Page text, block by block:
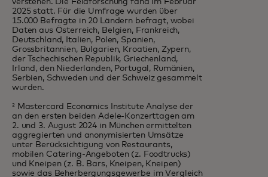
verstehen. Die Feldforschung fand im Februar
2025 statt. Für die Umfrage wurden über
15.000 Befragte in 20 Ländern befragt, wobei
Daten aus Österreich, Belgien, Frankreich,
Deutschland, Italien, Polen, Spanien,
Grossbritannien, Bulgarien, Kroatien, Zypern,
der Tschechischen Republik, Griechenland,
Irland, den Niederlanden, Portugal, Rumänien,
Serbien, Schweden und der Schweiz gesammelt
wurden.
² Mastercard Economics Institute Analyse der
an den ersten beiden Adele-Konzerttagen am
2. und 3. August 2024 in München ermittelten
aggregierten und anonymisierten Umsätze
unter Berücksichtigung von Restaurants,
mobilen Catering-Angeboten (z. Foodtrucks)
und Kneipen (z. B. Bars, Kneipen, Kneipen)
sowie das Beherbergungsgewerbe im Vergleich